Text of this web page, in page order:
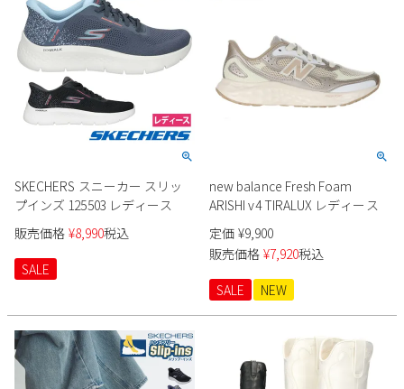
SKECHERS スニーカー スリッ
プインズ 125503 レディース
販売価格 ¥8,990税込
SALE
new balance Fresh Foam
ARISHI v4 TIRALUX レディース
定価 ¥9,900
販売価格 ¥7,920税込
SALE
NEW